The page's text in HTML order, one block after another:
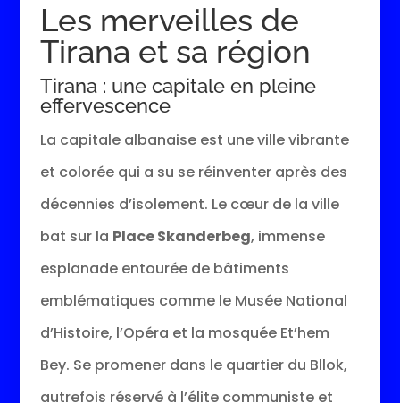
Les merveilles de
Tirana et sa région
Tirana : une capitale en pleine
effervescence
La capitale albanaise est une ville vibrante
et colorée qui a su se réinventer après des
décennies d’isolement. Le cœur de la ville
bat sur la Place Skanderbeg, immense
esplanade entourée de bâtiments
emblématiques comme le Musée National
d’Histoire, l’Opéra et la mosquée Et’hem
Bey. Se promener dans le quartier du Bllok,
autrefois réservé à l’élite communiste et